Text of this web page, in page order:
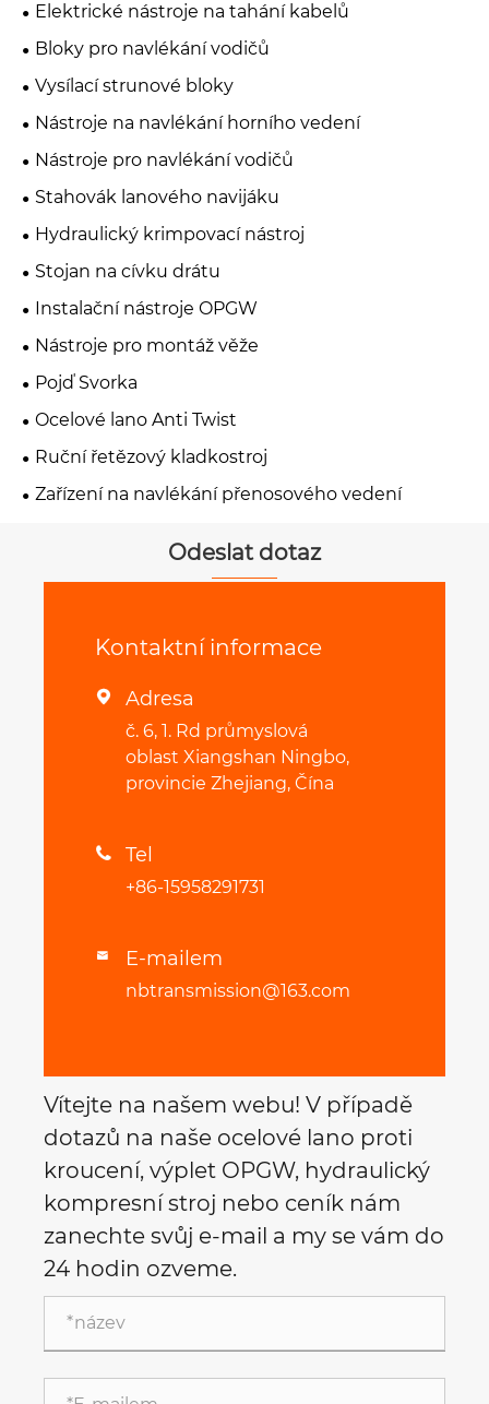
Elektrické nástroje na tahání kabelů
Bloky pro navlékání vodičů
Vysílací strunové bloky
Nástroje na navlékání horního vedení
Nástroje pro navlékání vodičů
Stahovák lanového navijáku
Hydraulický krimpovací nástroj
Stojan na cívku drátu
Instalační nástroje OPGW
Nástroje pro montáž věže
Pojď Svorka
Ocelové lano Anti Twist
Ruční řetězový kladkostroj
Zařízení na navlékání přenosového vedení
Odeslat dotaz
Kontaktní informace
 Adresa
č. 6, 1. Rd průmyslová
oblast Xiangshan Ningbo,
provincie Zhejiang, Čína
 Tel
+86-15958291731
 E-mailem
nbtransmission@163.com
Vítejte na našem webu! V případě
dotazů na naše ocelové lano proti
kroucení, výplet OPGW, hydraulický
kompresní stroj nebo ceník nám
zanechte svůj e-mail a my se vám do
24 hodin ozveme.